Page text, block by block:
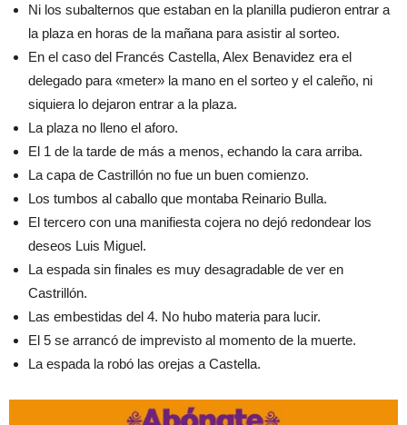
Ni los subalternos que estaban en la planilla pudieron entrar a
la plaza en horas de la mañana para asistir al sorteo.
En el caso del Francés Castella, Alex Benavidez era el
delegado para «meter» la mano en el sorteo y el caleño, ni
siquiera lo dejaron entrar a la plaza.
La plaza no lleno el aforo.
El 1 de la tarde de más a menos, echando la cara arriba.
La capa de Castrillón no fue un buen comienzo.
Los tumbos al caballo que montaba Reinario Bulla.
El tercero con una manifiesta cojera no dejó redondear los
deseos Luis Miguel.
La espada sin finales es muy desagradable de ver en
Castrillón.
Las embestidas del 4. No hubo materia para lucir.
El 5 se arrancó de imprevisto al momento de la muerte.
La espada la robó las orejas a Castella.